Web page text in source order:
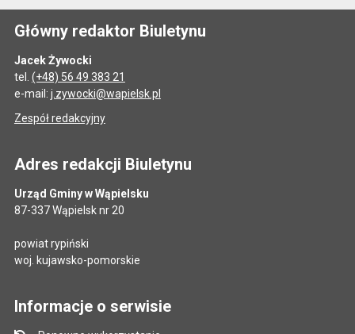
Główny redaktor Biuletynu
Jacek Żywocki
tel. (+48) 56 49 383 21
e-mail: j.zywocki@wapielsk.pl
Zespół redakcyjny
Adres redakcji Biuletynu
Urząd Gminy w Wąpielsku
87-337 Wąpielsk nr 20
powiat rypiński
woj. kujawsko-pomorskie
Informacje o serwisie